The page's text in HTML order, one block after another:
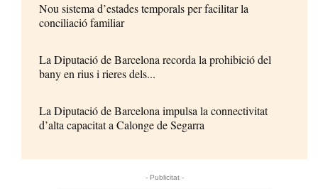
Nou sistema d’estades temporals per facilitar la
conciliació familiar
La Diputació de Barcelona recorda la prohibició del
bany en rius i rieres dels...
La Diputació de Barcelona impulsa la connectivitat
d’alta capacitat a Calonge de Segarra
- Publicitat -